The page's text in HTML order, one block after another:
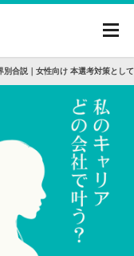
別合説｜女性向け 本選考対策とし